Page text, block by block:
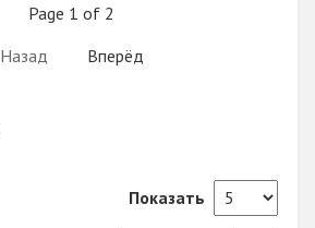
Page 1 of 2
Назад
Вперёд
Показать